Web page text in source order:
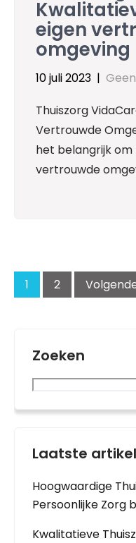
eigen
omgeving
10 juli 2023 |
Thuiszorg
Vertrouwde
het belangrijk om
vertrouwde
pagination
1 2
Zoeken
Laatste
Hoogwaardige
Persoonlijke Zorg
Kwalitatieve